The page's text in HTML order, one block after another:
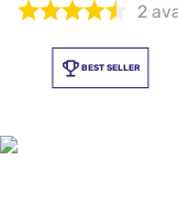
2
BEST SELLER